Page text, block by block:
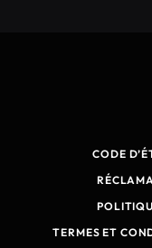
CODE
TERMES ET